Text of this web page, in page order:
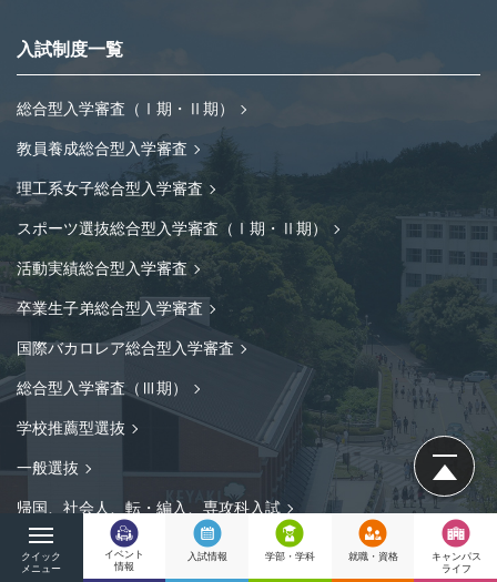
ニクイック
メニュー
イベント
情報
入試情報 学部・学科 就職・資格 キャンパス
ライフ
入試制度一覧
総合型入学審査（Ⅰ期・Ⅱ期）
教員養成総合型入学審査
理工系女子総合型入学審査
スポーツ選抜総合型入学審査（Ⅰ期・Ⅱ期）
活動実績総合型入学審査
卒業生子弟総合型入学審査
国際バカロレア総合型入学審査
総合型入学審査（Ⅲ期）
学校推薦型選抜
一般選抜
帰国、社会人、転・編入、専攻科入試
その他
ページの先